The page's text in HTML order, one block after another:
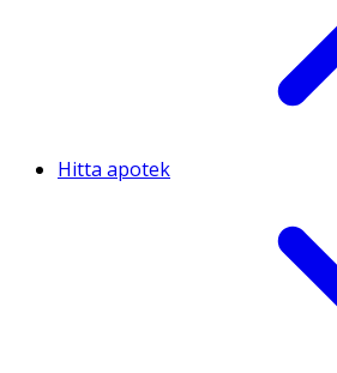
Hitta apotek